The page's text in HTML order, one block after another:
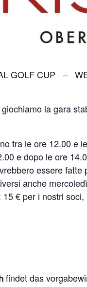
GOLF CUP –
la gara
tra le ore 12.00 e
e dopo le ore
essere
anche
€ per i nostri
findet das